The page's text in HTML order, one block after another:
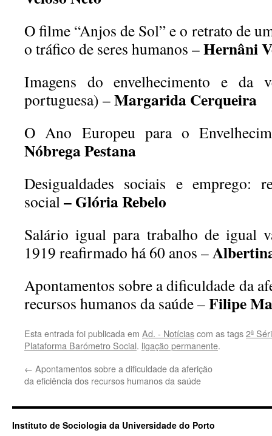
O filme “Anjos de Sol” e o retrato de
o tráfico de seres humanos –Hernâni
Imagens do envelhecimento e da
portuguesa) –Margarida Cerqueira
O Ano Europeu para o
Nóbrega Pestana
Desigualdades sociais e emprego:
social–Glória Rebelo
Salário igual para trabalho de igual
1919 reafirmado há 60 anos –
Apontamentos sobre a dificuldade da
recursos humanos da saúde –Filipe
Esta entrada foi publicada em Ad. - Notíciascom as tags2ª
Plataforma Barómetro Social. ligação permanente.
← Apontamentos sobre a dificuldade da aferição
da eficiência dos recursos humanos da saúde
Instituto de Sociologia da Universidade do Porto